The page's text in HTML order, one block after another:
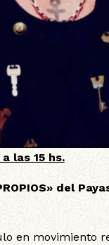
las 15 hs.
del
en movimiento